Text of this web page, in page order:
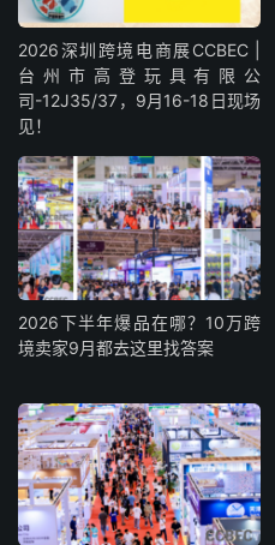
2026深圳跨境电商展CCBEC |
台州市高登玩具有限公
司-12J35/37，9月16-18日现场
见！
2026下半年爆品在哪？10万跨
境卖家9月都去这里找答案